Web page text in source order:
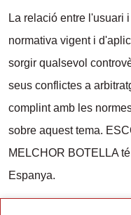
La relació entre l'usuari
normativa vigent i
sorgir qualsevol
seus conflictes a
complint amb les
sobre aquest tema.
MELCHOR BOTELLA
Espanya.